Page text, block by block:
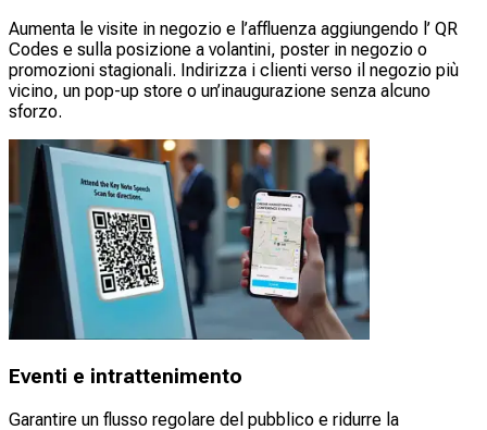
Aumenta le visite in negozio e l’affluenza aggiungendo l’ QR
Codes e sulla posizione a volantini, poster in negozio o
promozioni stagionali. Indirizza i clienti verso il negozio più
vicino, un pop-up store o un’inaugurazione senza alcuno
sforzo.
Eventi e intrattenimento
Garantire un flusso regolare del pubblico e ridurre la